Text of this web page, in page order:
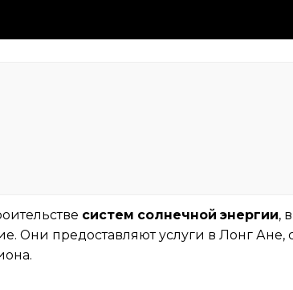
систем солнечной энергии,
Они предоставляют услуги в Лонг Ане,